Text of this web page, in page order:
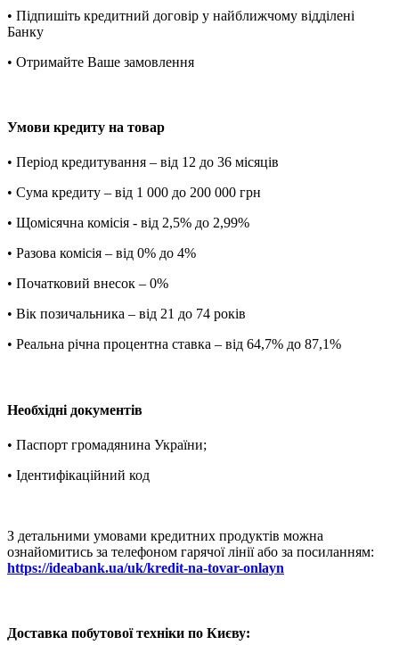
• Підпишіть кредитний договір у найближчому відділені
Банку
• Отримайте Ваше замовлення
Умови кредиту на товар
• Період кредитування – від 12 до 36 місяців
• Сума кредиту – від 1 000 до 200 000 грн
• Щомісячна комісія - від 2,5% до 2,99%
• Разова комісія – від 0% до 4%
• Початковий внесок – 0%
• Вік позичальника – від 21 до 74 років
• Реальна річна процентна ставка – від 64,7% до 87,1%
Необхідні документів
• Паспорт громадянина України;
• Ідентифікаційний код
З детальними умовами кредитних продуктів можна
ознайомитись за телефоном гарячої лінії або за посиланням:
https://ideabank.ua/uk/kredit-na-tovar-onlayn
Доставка побутової техніки по Києву: